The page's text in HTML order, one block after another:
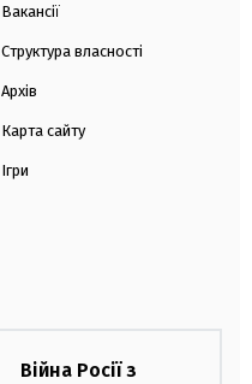
Вакансії
Структура власності
Архів
Карта сайту
Ігри
Війна Росії з